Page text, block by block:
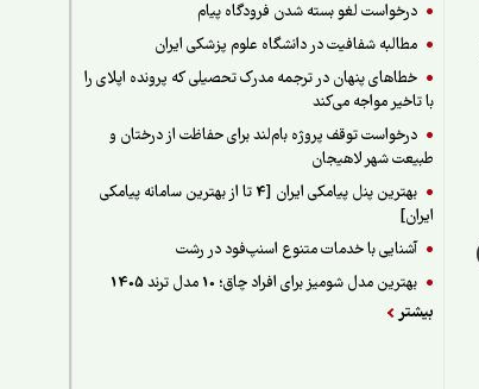
درخواست لغو بسته شدن فرودگاه پیام
مطالبه شفافیت در دانشگاه علوم پزشکی ایران
خطاهای پنهان در ترجمه مدرک تحصیلی که پرونده اپلای را
با تاخیر مواجه می‌کند
درخواست توقف پروژه بام‌لند برای حفاظت از درختان و
طبیعت شهر لاهیجان
بهترین پنل پیامکی ایران [4 تا از بهترین سامانه پیامکی
ایران]
آشنایی با خدمات متنوع اسنپ‌فود در رشت
بهترین مدل شومیز برای افراد چاق؛ 10 مدل ترند 1405
بیشتر